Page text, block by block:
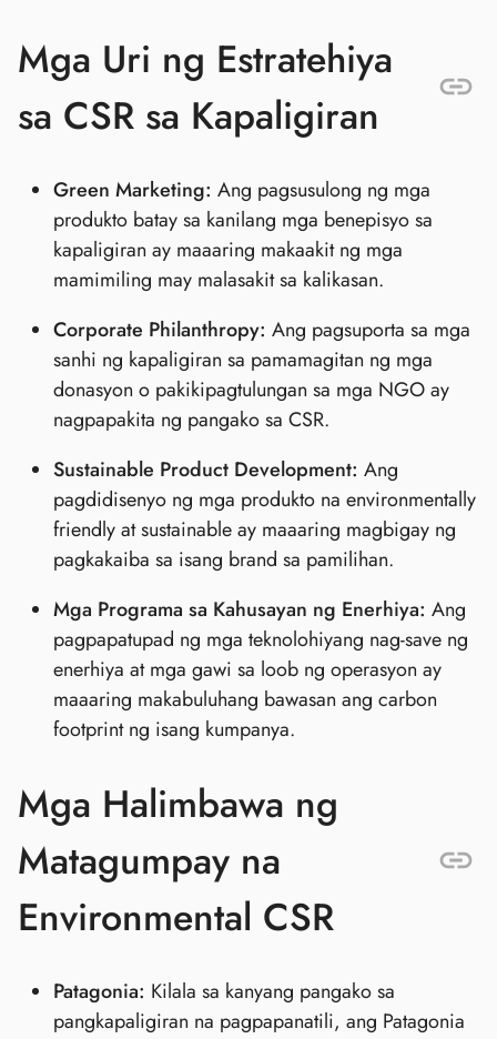
Mga Uri ng Estratehiya
sa CSR sa Kapaligiran
Green Marketing: Ang pagsusulong ng mga
produkto batay sa kanilang mga benepisyo sa
kapaligiran ay maaaring makaakit ng mga
mamimiling may malasakit sa kalikasan.
Corporate Philanthropy: Ang pagsuporta sa mga
sanhi ng kapaligiran sa pamamagitan ng mga
donasyon o pakikipagtulungan sa mga NGO ay
nagpapakita ng pangako sa CSR.
Sustainable Product Development: Ang
pagdidisenyo ng mga produkto na environmentally
friendly at sustainable ay maaaring magbigay ng
pagkakaiba sa isang brand sa pamilihan.
Mga Programa sa Kahusayan ng Enerhiya: Ang
pagpapatupad ng mga teknolohiyang nag-save ng
enerhiya at mga gawi sa loob ng operasyon ay
maaaring makabuluhang bawasan ang carbon
footprint ng isang kumpanya.
Mga Halimbawa ng
Matagumpay na
Environmental CSR
Patagonia: Kilala sa kanyang pangako sa
pangkapaligiran na pagpapanatili, ang Patagonia